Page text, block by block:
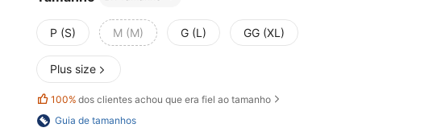
P (S) M (M) G (L) GG (XL)
Plus size
100% dos clientes achou que era fiel ao tamanho
Guia de tamanhos